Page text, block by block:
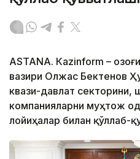
ASTANА. Кazinform –
вазири Олжас Бектенов
квази-давлат секторини,
компанияларни муҳтож
лойиҳалар билан қўллаб-